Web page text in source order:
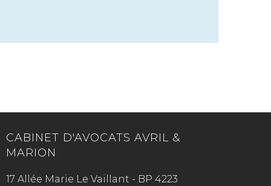
CABINET D'AVOCATS AVRIL &
MARION
17 Allée Marie Le Vaillant - BP 4223